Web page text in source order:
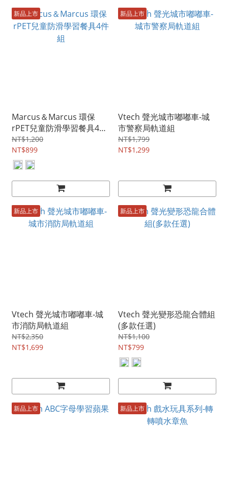
新品上市
Marcus＆Marcus 環保
rPET兒童防滑學習餐具4件
組
NT$1,200
NT$899
新品上市
Vtech 聲光城市嘟嘟車-城
市警察局軌道組
NT$1,799
NT$1,299
新品上市
Vtech 聲光城市嘟嘟車-城
市消防局軌道組
NT$2,350
NT$1,699
新品上市
Vtech 聲光變形恐龍合體組
(多款任選)
NT$1,100
NT$799
新品上市 新品上市